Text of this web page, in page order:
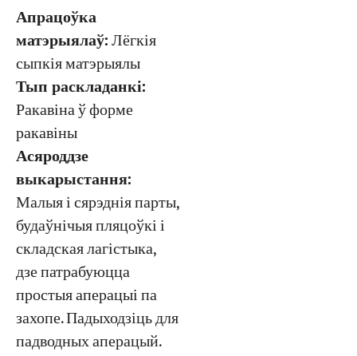
Апрацоўка
матэрыялаў:Лёгкія
сыпкія матэрыялы
Тып раскладанкі:
Ракавіна ў форме
ракавіны
Асяроддзе
выкарыстання:
Малыя і сярэднія парты,
будаўнічыя пляцоўкі і
складская лагістыка,
дзе патрабуюцца
простыя аперацыі па
захопе. Падыходзіць для
падводных аперацый.